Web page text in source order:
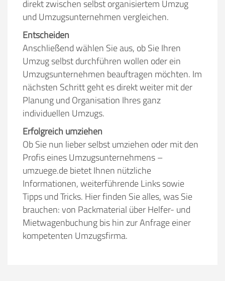
direkt zwischen selbst organisiertem Umzug
und Umzugsunternehmen vergleichen.
Entscheiden
Anschließend wählen Sie aus, ob Sie Ihren
Umzug selbst durchführen wollen oder ein
Umzugsunternehmen beauftragen möchten. Im
nächsten Schritt geht es direkt weiter mit der
Planung und Organisation Ihres ganz
individuellen Umzugs.
Erfolgreich umziehen
Ob Sie nun lieber selbst umziehen oder mit den
Profis eines Umzugsunternehmens –
umzuege.de bietet Ihnen nützliche
Informationen, weiterführende Links sowie
Tipps und Tricks. Hier finden Sie alles, was Sie
brauchen: von Packmaterial über Helfer- und
Mietwagenbuchung bis hin zur Anfrage einer
kompetenten Umzugsfirma.